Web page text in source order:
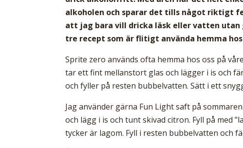
alkoholen och sparar det tills något riktigt
att jag bara vill dricka läsk eller vatten
tre recept som är flitigt använda hemma hos
Sprite zero används ofta hemma hos oss på
tar ett fint mellanstort glas och lägger i is och
och fyller på resten bubbelvatten. Sätt i ett
Jag använder gärna Fun Light saft på
och lägg i is och tunt skivad citron. Fyll på med
tycker är lagom. Fyll i resten bubbelvatten och